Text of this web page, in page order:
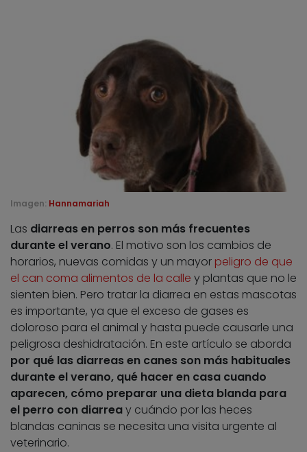
Imagen: Hannamariah
Las diarreas en perros son más frecuentes
durante el verano. El motivo son los cambios de
horarios, nuevas comidas y un mayor peligro de que
el can coma alimentos de la calle y plantas que no le
sienten bien. Pero tratar la diarrea en estas mascotas
es importante, ya que el exceso de gases es
doloroso para el animal y hasta puede causarle una
peligrosa deshidratación. En este artículo se aborda
por qué las diarreas en canes son más habituales
durante el verano, qué hacer en casa cuando
aparecen, cómo preparar una dieta blanda para
el perro con diarreay cuándo por las heces
blandas caninas se necesita una visita urgente al
veterinario.